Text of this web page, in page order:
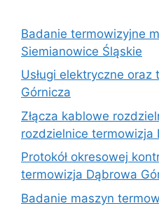
Badanie termowizyjne
Siemianowice Śląskie
Usługi elektryczne
Górnicza
Złącza kablowe
rozdzielnice termowizja
Protokół okresowej
termowizja Dąbrowa
Badanie maszyn